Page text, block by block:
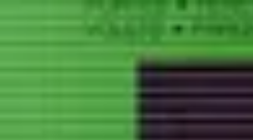
Choix du menuisier Services de
Matériaux et Techniques
Services Menuisier